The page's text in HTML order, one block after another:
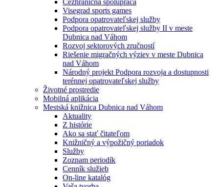
Cezhraničná spolupráca
Visegrad sports games
Podpora opatrovateľskej služby
Podpora opatrovateľskej služby II v meste
Dubnica nad Váhom
Rozvoj sektorových zručností
Riešenie migračných výziev v meste Dubnica
nad Váhom
Národný projekt Podpora rozvoja a dostupnosti
terénnej opatrovateľskej služby
Životné prostredie
Mobilná aplikácia
Mestská knižnica Dubnica nad Váhom
Aktuality
Z histórie
Ako sa stať čitateľom
Knižničný a výpožičný poriadok
Služby
Zoznam periodík
Cenník služieb
On-line katalóg